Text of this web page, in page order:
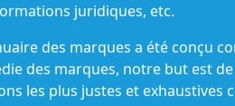
juridiques, etc.
des marques a été conçu
des marques, notre but est
les plus justes et exhaustives